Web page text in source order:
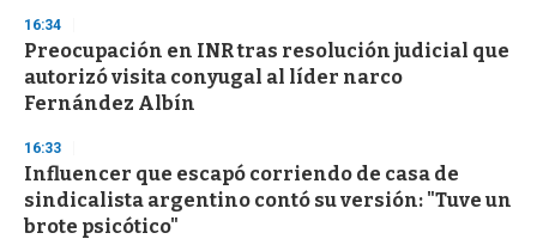
d
s
o
f
3
s
e
c
o
n
16:34
Preocupación en INR tras resolución judicial que
autorizó visita conyugal al líder narco
Fernández Albín
16:33
Influencer que escapó corriendo de casa de
sindicalista argentino contó su versión: "Tuve un
brote psicótico"